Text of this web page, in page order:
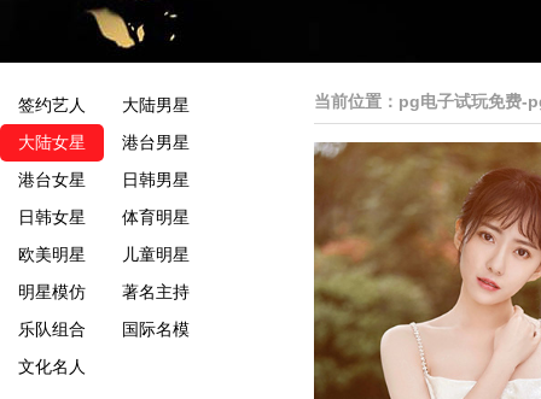
签约艺人
大陆男星
大陆女星
港台男星
港台女星
日韩男星
日韩女星
体育明星
欧美明星
儿童明星
明星模仿
著名主持
乐队组合
国际名模
文化名人
当前位置： pg电子试玩免费-